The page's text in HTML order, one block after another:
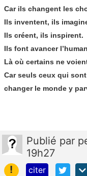
Car ils changent les
Ils inventent, ils
Ils créent, ils inspirent.
Ils font avancer
Là où certains ne
Car seuls ceux qui
changer le monde y
Publié par
19h27
!
citer